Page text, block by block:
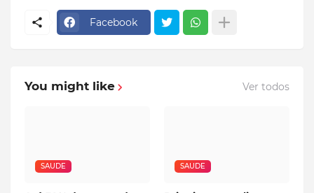
Facebook
You might like Ver todos
SAUDE SAUDE